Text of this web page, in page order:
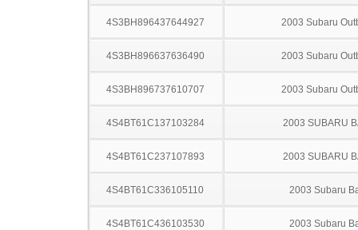
4S3BH896437644927 2003 Subaru
4S3BH896637636490 2003 Subaru
4S3BH896737610707 2003 Subaru
4S4BT61C137103284 2003 SUBARU
4S4BT61C237107893 2003 SUBARU
4S4BT61C336105110 2003 Subaru
4S4BT61C436103530 2003 Subaru